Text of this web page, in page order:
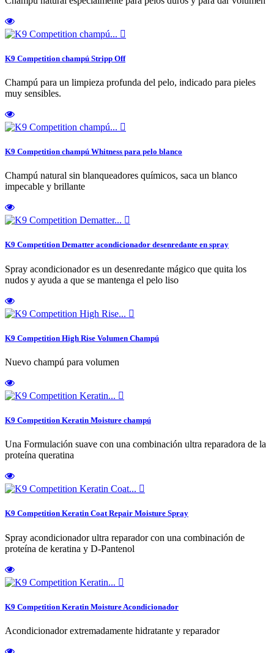

K9 Competition champú Stripp Off
Champú para un limpieza profunda del pelo, indicado para pieles
muy sensibles.

K9 Competition champú Whitness para pelo blanco
Champú natural sin blanqueadores químicos, saca un blanco
impecable y brillante

K9 Competition Dematter acondicionador desenredante en spray
Spray acondicionador es un desenredante mágico que quita los
nudos y ayuda a que se mantenga el pelo liso

K9 Competition High Rise Volumen Champú
Nuevo champú para volumen

K9 Competition Keratin Moisture champú
Una Formulación suave con una combinación ultra reparadora de la
proteína queratina

K9 Competition Keratin Coat Repair Moisture Spray
Spray acondicionador ultra reparador con una combinación de
proteína de keratina y D-Pantenol

K9 Competition Keratin Moisture Acondicionador
Acondicionador extremadamente hidratante y reparador